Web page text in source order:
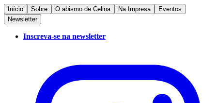
Início Sobre O abismo de Celina Na Impresa
Eventos
Newsletter
Inscreva-se na newsletter